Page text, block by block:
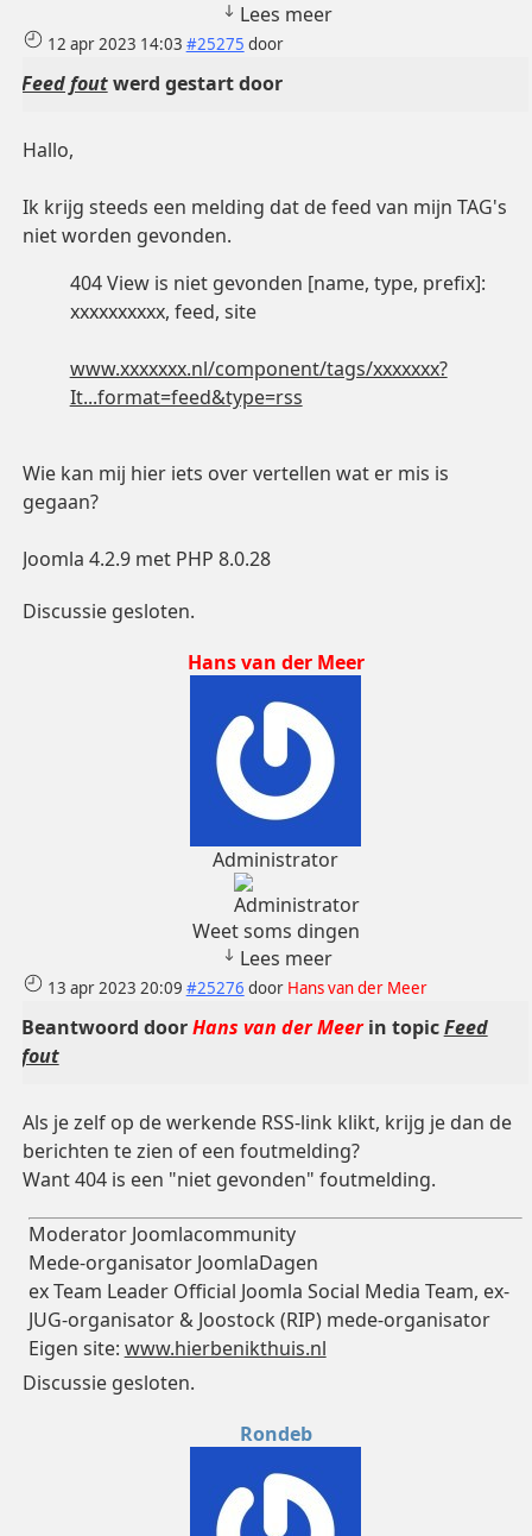
Lees meer
12 apr 2023 14:03 #25275 door
Feed foutwerd gestart door
Hallo,
Ik krijg steeds een melding dat de feed van mijn TAG's
niet worden gevonden.
404 View is niet gevonden [name, type, prefix]:
xxxxxxxxxx, feed, site
www.xxxxxxx.nl/component/tags/xxxxxxx?
It...format=feed&type=rss
Wie kan mij hier iets over vertellen wat er mis is
gegaan?
Joomla 4.2.9 met PHP 8.0.28
Discussie gesloten.
Hans van der Meer
Administrator
Weet soms dingen
Lees meer
13 apr 2023 20:09 #25276 door Hans van der Meer
Beantwoord doorHans van der Meerin topicFeed
fout
Als je zelf op de werkende RSS-link klikt, krijg je dan de
berichten te zien of een foutmelding?
Want 404 is een "niet gevonden" foutmelding.
Moderator Joomlacommunity
Mede-organisator JoomlaDagen
ex Team Leader Official Joomla Social Media Team, ex-
JUG-organisator & Joostock (RIP) mede-organisator
Eigen site: www.hierbenikthuis.nl
Discussie gesloten.
Rondeb